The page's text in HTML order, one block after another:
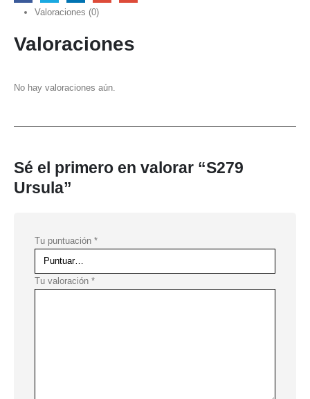
Valoraciones (0)
Valoraciones
No hay valoraciones aún.
Sé el primero en valorar “S279
Ursula”
Tu puntuación *
Tu valoración *